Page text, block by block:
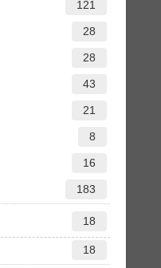
121
28
28
43
21
8
16
183
18
18